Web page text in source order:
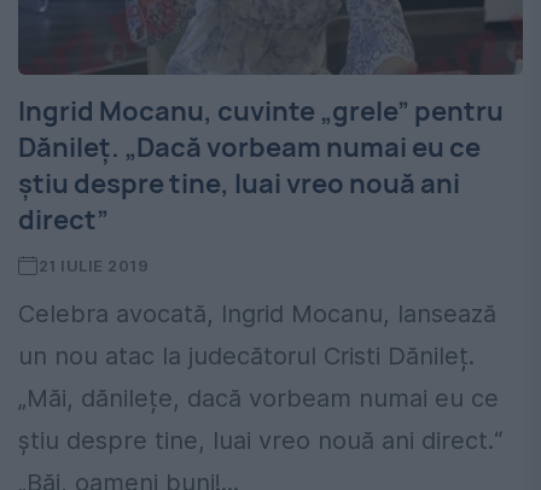
Ingrid Mocanu, cuvinte „grele” pentru
Dănileț. „Dacă vorbeam numai eu ce
știu despre tine, luai vreo nouă ani
direct”
21 IULIE 2019
Celebra avocată, Ingrid Mocanu, lansează
un nou atac la judecătorul Cristi Dănileț.
„Măi, dănilețe, dacă vorbeam numai eu ce
știu despre tine, luai vreo nouă ani direct.“
„Băi, oameni buni!...